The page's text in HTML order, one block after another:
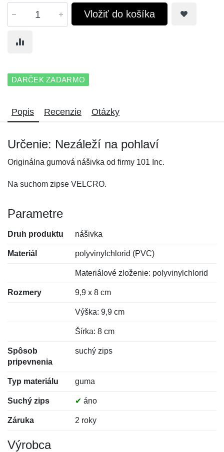
Vložiť do košíka
DARČEK ZADARMO
Popis Recenzie Otázky
Určenie: Nezáleží na pohlaví
Originálna gumová nášivka od firmy 101 Inc.
Na suchom zipse VELCRO.
Parametre
Druh produktu nášivka
Materiál polyvinylchlorid (PVC)
Materiálové zloženie: polyvinylchlorid
Rozmery 9,9 x 8 cm
Výška: 9,9 cm
Šírka: 8 cm
Spôsob
pripevnenia
suchý zips
Typ materiálu guma
Suchý zips ✔ áno
Záruka 2 roky
Výrobca